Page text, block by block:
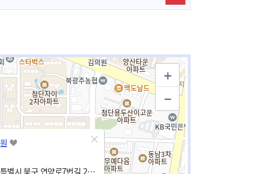
전남광주통합특별시 북구 연양로7번길 24-4 (연제동)